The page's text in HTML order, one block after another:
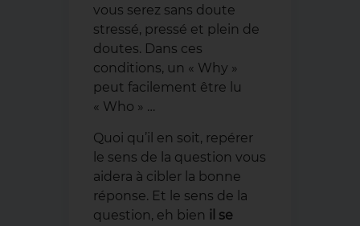
vous serez sans doute
stressé, pressé et plein de
doutes. Dans ces
conditions, un « Why »
peut facilement être lu
« Who » …
Quoi qu’il en soit, repérer
le sens de la question vous
aidera à cibler la bonne
réponse. Et le sens de la
question, eh bien il se